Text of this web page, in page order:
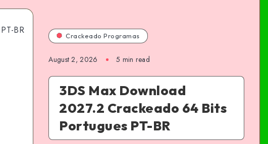
Crackeado Programas
August 2, 2026 5 min read
3DS Max Download
2027.2 Crackeado 64 Bits
Portugues PT-BR